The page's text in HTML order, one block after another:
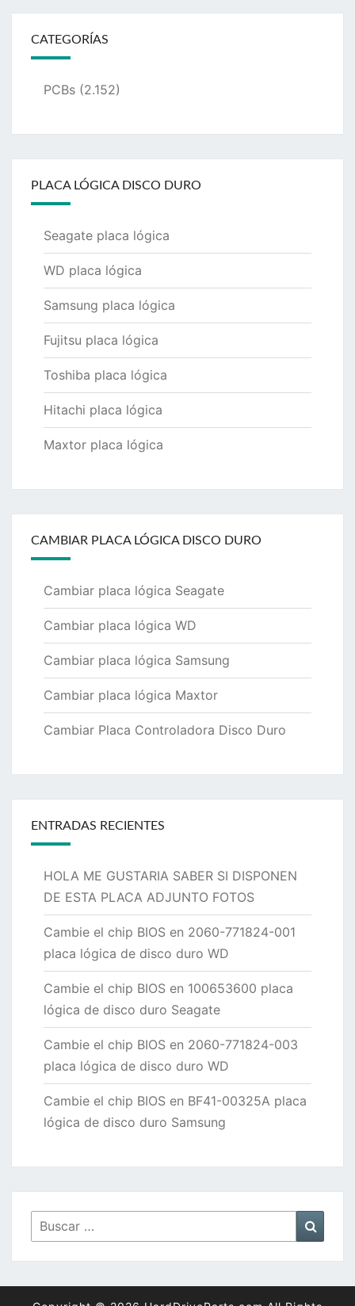
CATEGORÍAS
PCBs (2.152)
PLACA LÓGICA DISCO DURO
Seagate placa lógica
WD placa lógica
Samsung placa lógica
Fujitsu placa lógica
Toshiba placa lógica
Hitachi placa lógica
Maxtor placa lógica
CAMBIAR PLACA LÓGICA DISCO DURO
Cambiar placa lógica Seagate
Cambiar placa lógica WD
Cambiar placa lógica Samsung
Cambiar placa lógica Maxtor
Cambiar Placa Controladora Disco Duro
ENTRADAS RECIENTES
HOLA ME GUSTARIA SABER SI DISPONEN
DE ESTA PLACA ADJUNTO FOTOS
Cambie el chip BIOS en 2060-771824-001
placa lógica de disco duro WD
Cambie el chip BIOS en 100653600 placa
lógica de disco duro Seagate
Cambie el chip BIOS en 2060-771824-003
placa lógica de disco duro WD
Cambie el chip BIOS en BF41-00325A placa
lógica de disco duro Samsung
Buscar
por: